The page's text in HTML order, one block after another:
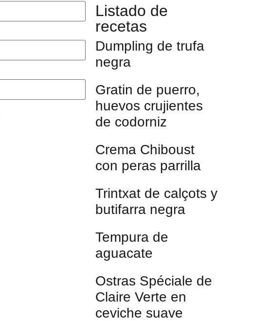
Listado de
recetas
Dumpling de trufa
negra
Gratin de puerro,
huevos crujientes
de codorniz
Crema Chiboust
con peras parrilla
Trintxat de calçots y
butifarra negra
Tempura de
aguacate
Ostras Spéciale de
Claire Verte en
ceviche suave